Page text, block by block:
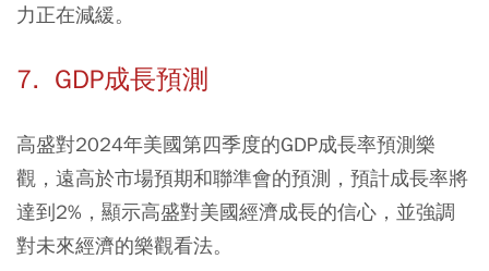
力正在減緩。
7. GDP成長預測
高盛對2024年美國第四季度的GDP成長率預測樂
觀，遠高於市場預期和聯準會的預測，預計成長率將
達到2%，顯示高盛對美國經濟成長的信心，並強調
對未來經濟的樂觀看法。